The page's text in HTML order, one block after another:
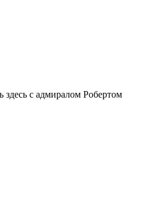
с адмиралом Робертом